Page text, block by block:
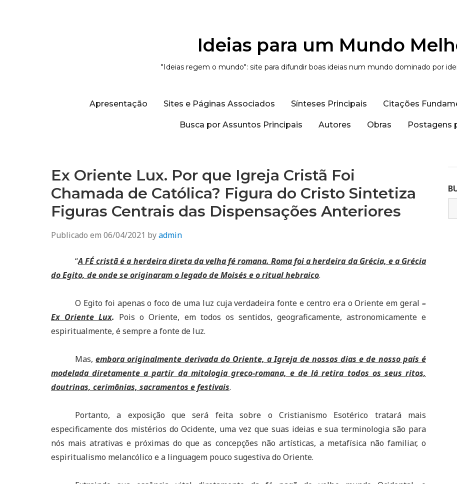
Ideias para um Mundo
"Ideias regem o mundo": site para difundir boas ideias num mundo dominado por
Apresentação Sites e Páginas Associados Sínteses Principais Citações
Busca por Assuntos Principais Autores Obras Postagens
Ex Oriente Lux. Por que Igreja Cristã Foi
Chamada de Católica? Figura do Cristo Sintetiza
Figuras Centrais das Dispensações Anteriores
Publicado em 06/04/2021 byadmin
“A FÉ cristã é a herdeira direta da velha fé romana. Roma foi a herdeira da Grécia, e a Grécia
do Egito, de onde se originaram o legado de Moisés e o ritual hebraico.
O Egito foi apenas o foco de uma luz cuja verdadeira fonte e centro era o Oriente em geral –
Ex Oriente Lux. Pois o Oriente, em todos os sentidos, geograficamente, astronomicamente e
espiritualmente, é sempre a fonte de luz.
Mas,embora originalmente derivada do Oriente, a Igreja de nossos dias e de nosso país é
modelada diretamente a partir da mitologia greco-romana, e de lá retira todos os seus ritos,
doutrinas, cerimônias, sacramentos e festivais.
Portanto, a exposição que será feita sobre o Cristianismo Esotérico tratará mais
especificamente dos mistérios do Ocidente, uma vez que suas ideias e sua terminologia são para
nós mais atrativas e próximas do que as concepções não artísticas, a metafísica não familiar, o
espiritualismo melancólico e a linguagem pouco sugestiva do Oriente.